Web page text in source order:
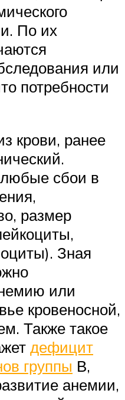
По их
или
потребности
крови, ранее
сбои в
размер
Зная
или
кровеносной,
Также такое
дефицит
группы В,
анемии,